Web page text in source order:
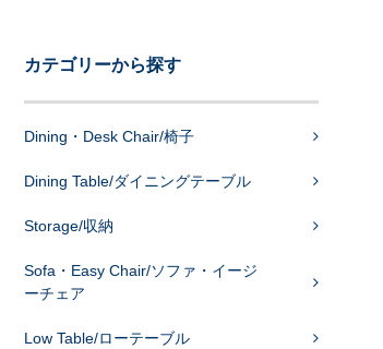
カテゴリーから探す
Dining・Desk Chair/椅子
Dining Table/ダイニングテーブル
Storage/収納
Sofa・Easy Chair/ソファ・イージ
ーチェア
Low Table/ローテーブル